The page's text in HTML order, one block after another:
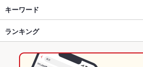
松山 × 居酒屋
松山 × 洋・和洋・各国料理・その他
勝山町駅 × 居酒屋
大街道 × 居酒屋
大街道 × 洋・和洋・各国料理・その他
大街道 × 中華
大街道駅
勝山町駅
南堀端駅
キーワード
からあげ
杏仁豆腐
ランキング
愛媛のグルメランキング